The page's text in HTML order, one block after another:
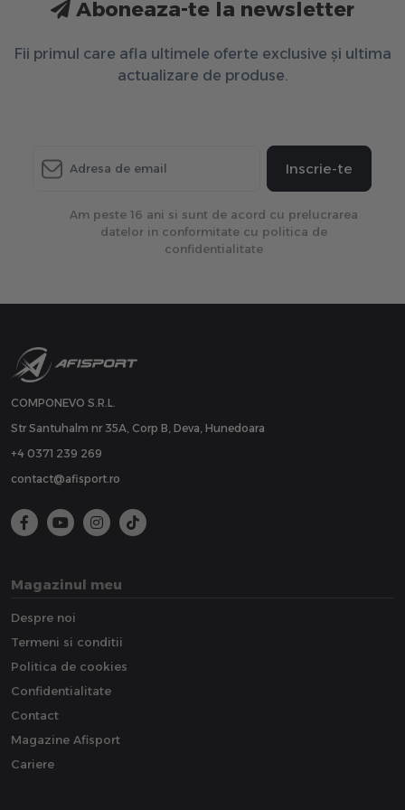
Aboneaza-te la newsletter
Fii primul care afla ultimele oferte exclusive și ultima
actualizare de produse.
Inscrie-te
Am peste 16 ani si sunt de acord cu prelucrarea
datelor in conformitate cu politica de
confidentialitate
COMPONEVO S.R.L.
Str Santuhalm nr 35A, Corp B, Deva, Hunedoara
+4 0371 239 269
contact@afisport.ro
Magazinul meu
Despre noi
Termeni si conditii
Politica de cookies
Confidentialitate
Contact
Magazine Afisport
Cariere